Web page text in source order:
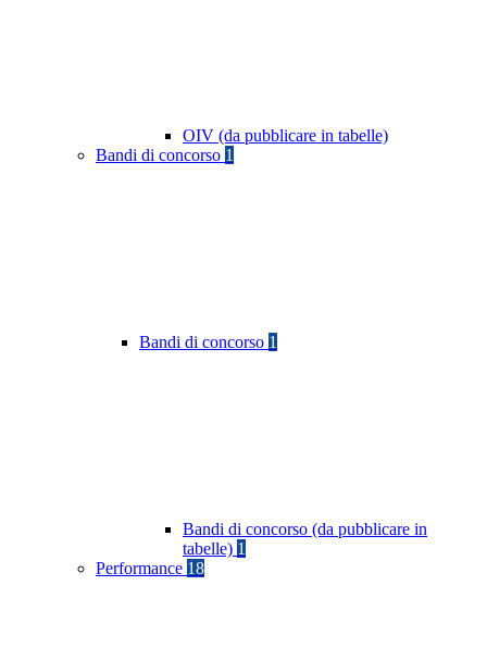
OIV (da pubblicare in tabelle)
Bandi di concorso 1
Bandi di concorso 1
Bandi di concorso (da pubblicare in
tabelle) 1
Performance 18